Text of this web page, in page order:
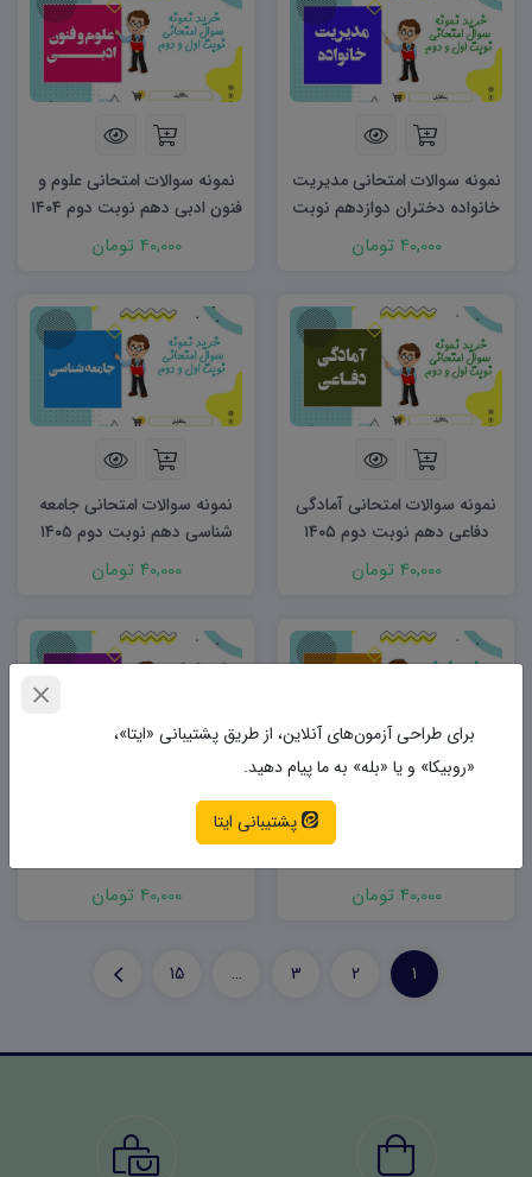
نمونه سوالات امتحانی مدیریت
خانواده دختران دوازدهم نوبت
40,000 تومان
نمونه سوالات امتحانی علوم و
فنون ادبی دهم نوبت دوم ۱۴۰۴
word40,000 تومان
نمونه سوالات امتحانی آمادگی
دفاعی دهم نوبت دوم ۱۴۰۵
word40,000 تومان
نمونه سوالات امتحانی جامعه
شناسی دهم نوبت دوم ۱۴۰۵
word40,000 تومان
نمونه سوالات امتحانی تاریخ
40,000 تومان
نمونه سوالات امتحانی فارسی
40,000 تومان
1
2
3
…
15
برای طراحی آزمون‌های آنلاین، از طریق پشتیبانی «ایتا»،
«روبیکا» و یا «بله» به ما پیام دهید.
پشتیبانی ایتا